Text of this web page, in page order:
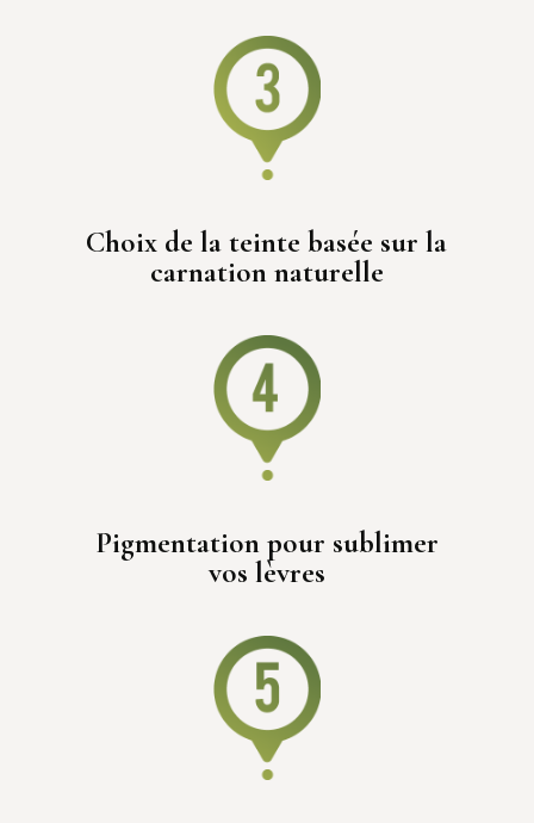
Choix de la teinte basée sur la
carnation naturelle
Pigmentation pour sublimer
vos lèvres